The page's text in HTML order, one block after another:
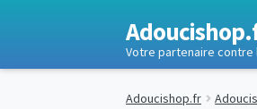
Votre partenaire contre
Adoucishop.fr